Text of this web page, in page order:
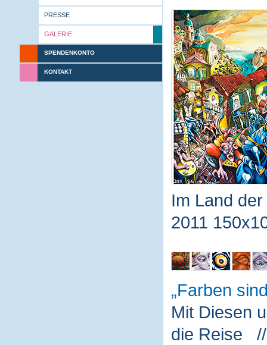
PRESSE
GALERIE
SPENDENKONTO
KONTAKT
Im Land
2011
Farben
Mit Diesen
die Reise